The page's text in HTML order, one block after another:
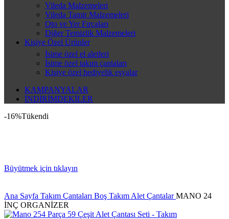
Vileda Malzemeleri
Vileda Tamir Malzemeleri
Oto ve Yer Fırçaları
Diğer Temizlik Malzemeleri
Kişiye Özel Ürünler
İsime özel el aletleri
İsime özel takım çantaları
Kişiye özel hediyelik eşyalar
KAMPANYALAR
İNDİRİMDEKİLER
-16%Tükendi
Büyütmek için tıklayın
Ana Sayfa Takım Çantaları Boş Takım Alet ÇantalarMANO 24
İNÇ ORGANİZER